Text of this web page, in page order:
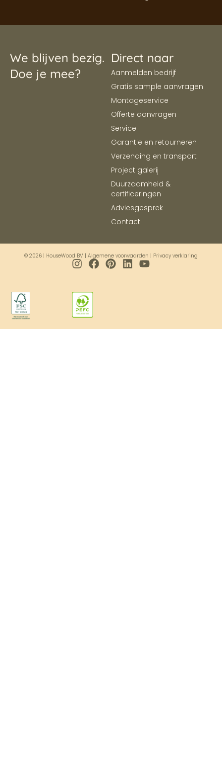
We blijven bezig.
Doe je mee?
Direct naar
Aanmelden bedrijf
Gratis sample aanvragen
Montageservice
Offerte aanvragen
Service
Garantie en retourneren
Verzending en transport
Project galerij
Duurzaamheid &
certificeringen
Adviesgesprek
Contact
© 2026 | HouseWood BV | Algemene voorwaarden | Privacy verklaring